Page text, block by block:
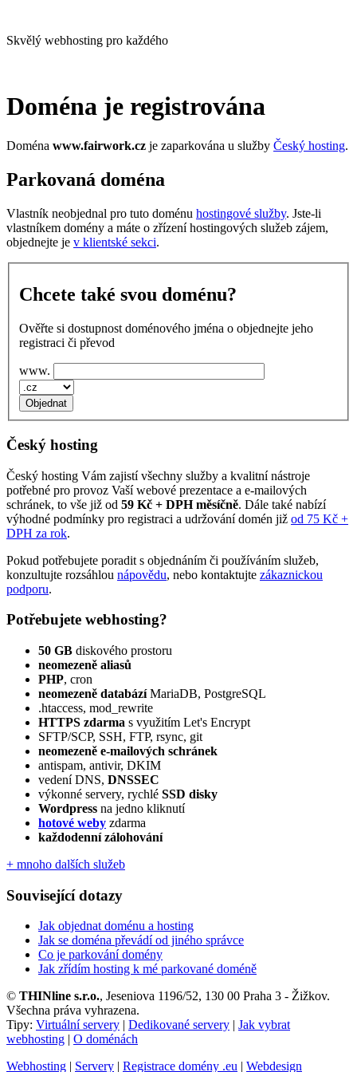
Skvělý webhosting pro každého
Doména je registrována
Doména www.fairwork.cz je zaparkována u služby Český hosting.
Parkovaná doména
Vlastník neobjednal pro tuto doménu hostingové služby. Jste-li
vlastníkem domény a máte o zřízení hostingových služeb zájem,
objednejte je v klientské sekci.
Chcete také svou doménu?
Ověřte si dostupnost doménového jména o objednejte jeho
registraci či převod
www.
Český hosting
Český hosting Vám zajistí všechny služby a kvalitní nástroje
potřebné pro provoz Vaší webové prezentace a e‑mailových
schránek, to vše již od 59 Kč + DPH měsíčně. Dále také nabízí
výhodné podmínky pro registraci a udržování domén již od 75 Kč +
DPH za rok.
Pokud potřebujete poradit s objednáním či používáním služeb,
konzultujte rozsáhlou nápovědu, nebo kontaktujte zákaznickou
podporu.
Potřebujete webhosting?
50 GB diskového prostoru
neomezeně aliasů
PHP, cron
neomezeně databázíMariaDB, PostgreSQL
.htaccess, mod_rewrite
HTTPS zdarma s využitím Let's Encrypt
SFTP/SCP, SSH, FTP, rsync, git
neomezeně e‑mailových schránek
antispam, antivir, DKIM
vedení DNS, DNSSEC
výkonné servery, rychlé SSD disky
Wordpress na jedno kliknutí
hotové weby zdarma
každodenní zálohování
+ mnoho dalších služeb
Související dotazy
Jak objednat doménu a hosting
Jak se doména převádí od jiného správce
Co je parkování domény
Jak zřídím hosting k mé parkované doméně
© THINline s.r.o., Jeseniova 1196/52, 130 00 Praha 3 - Žižkov.
Všechna práva vyhrazena.
Tipy: Virtuální servery | Dedikované servery | Jak vybrat
webhosting | O doménách
Webhosting | Servery | Registrace domény .eu | Webdesign